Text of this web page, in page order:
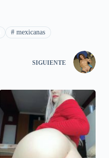
# mexicanas
SIGUIENTE